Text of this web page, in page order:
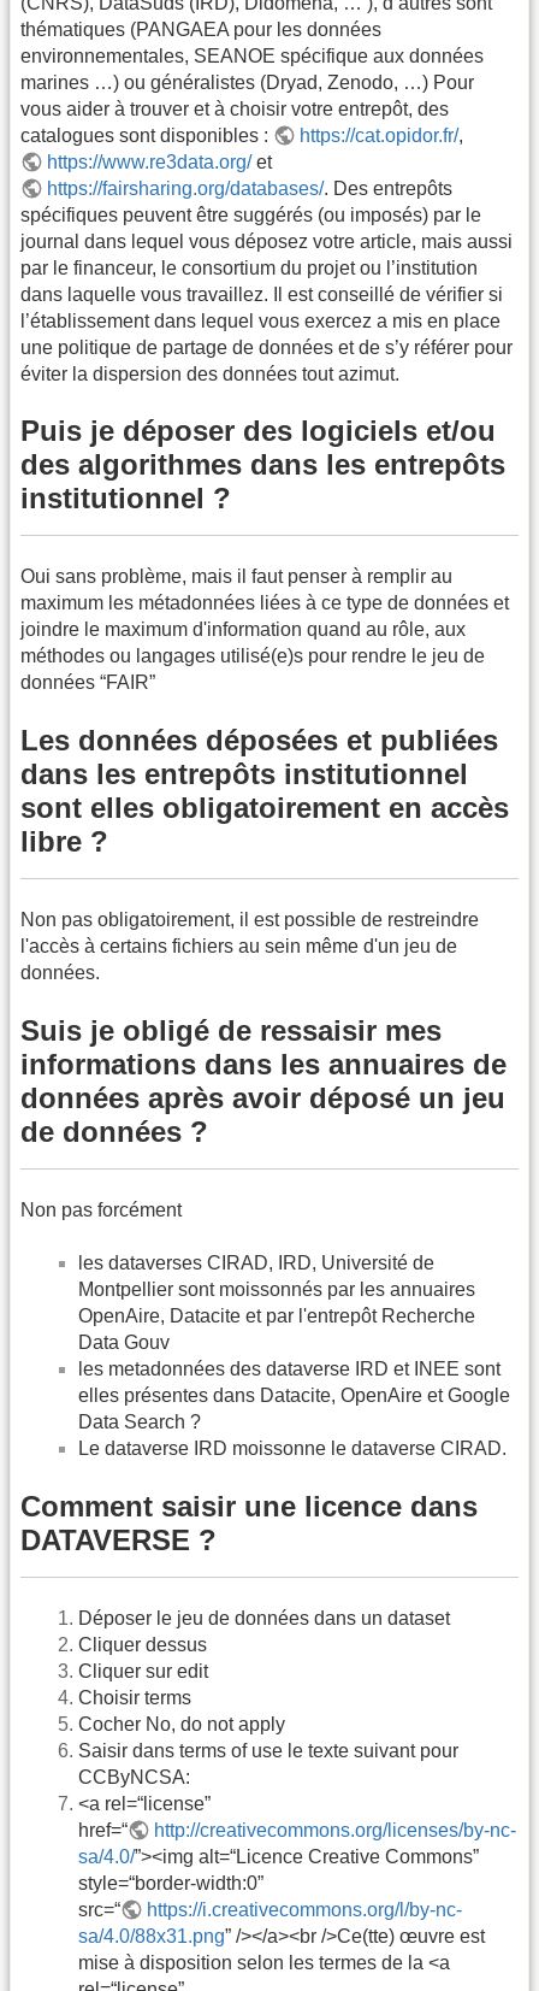
thématiques (PANGAEA pour les données
environnementales, SEANOE spécifique aux données
marines …) ou généralistes (Dryad, Zenodo, …) Pour
vous aider à trouver et à choisir votre entrepôt, des
catalogues sont disponibles :
https://cat.opidor.fr/,
https://www.re3data.org/et
https://fairsharing.org/databases/. Des entrepôts
spécifiques peuvent être suggérés (ou imposés) par le
journal dans lequel vous déposez votre article, mais aussi
par le financeur, le consortium du projet ou l’institution
dans laquelle vous travaillez. Il est conseillé de vérifier si
l’établissement dans lequel vous exercez a mis en place
une politique de partage de données et de s’y référer pour
éviter la dispersion des données tout azimut.
Puis je déposer des logiciels et/ou
des algorithmes dans les entrepôts
institutionnel ?
Oui sans problème, mais il faut penser à remplir au
maximum les métadonnées liées à ce type de données et
joindre le maximum d'information quand au rôle, aux
méthodes ou langages utilisé(e)s pour rendre le jeu de
données “FAIR”
Les données déposées et publiées
dans les entrepôts institutionnel
sont elles obligatoirement en accès
libre ?
Non pas obligatoirement, il est possible de restreindre
l'accès à certains fichiers au sein même d'un jeu de
données.
Suis je obligé de ressaisir mes
informations dans les annuaires de
données après avoir déposé un jeu
de données ?
Non pas forcément
les dataverses CIRAD, IRD, Université de
Montpellier sont moissonnés par les annuaires
OpenAire, Datacite et par l'entrepôt Recherche
Data Gouv
les metadonnées des dataverse IRD et INEE sont
elles présentes dans Datacite, OpenAire et Google
Data Search ?
Le dataverse IRD moissonne le dataverse CIRAD.
Comment saisir une licence dans
DATAVERSE ?
Déposer le jeu de données dans un dataset
Cliquer dessus
Cliquer sur edit
Choisir terms
Cocher No, do not apply
Saisir dans terms of use le texte suivant pour
CCByNCSA:
<a rel=“license”
href=“
http://creativecommons.org/licenses/by-nc-
sa/4.0/”><img alt=“Licence Creative Commons”
style=“border-width:0”
src=“
https://i.creativecommons.org/l/by-nc-
sa/4.0/88x31.png” /></a><br />Ce(tte) œuvre est
mise à disposition selon les termes de la <a